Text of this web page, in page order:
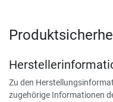
Zu den
zugehörige Informationen